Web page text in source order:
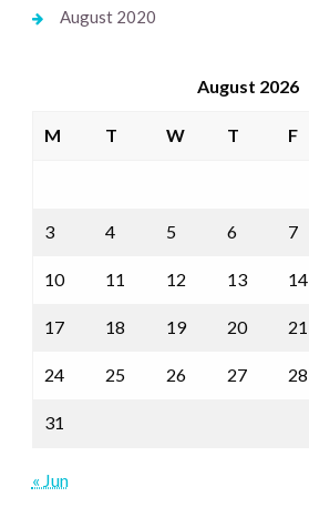
August 2020
August 2026
M T W T F
3 4 5 6 7
10 11 12 13 14
17 18 19 20 21
24 25 26 27 28
31
« Jun